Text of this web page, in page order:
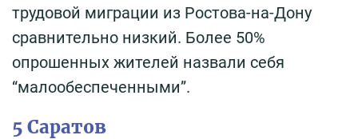
трудовой миграции из Ростова-на-Дону
сравнительно низкий. Более 50%
опрошенных жителей назвали себя
“малообеспеченными”.
5 Саратов